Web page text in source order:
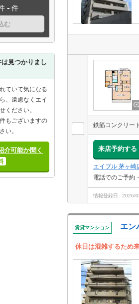
- 件
む
見つかりまし
ていて気になる
、遠慮なくエイ
ください。
もございますの
い。
介可能か聞く 来店予約する
エイブル 茅ヶ崎
電話でのご予約
情報登録日 2026/
賃貸マンション エン
休日は混雑するため